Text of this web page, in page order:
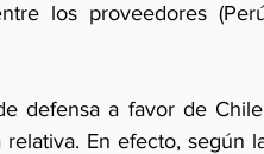
los proveedores
defensa a favor de
En efecto, según